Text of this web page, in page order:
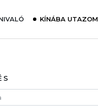
KÍNÁBA UTAZOM